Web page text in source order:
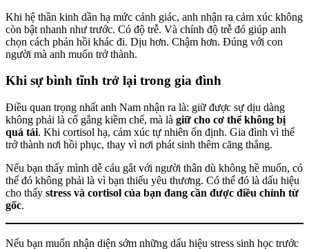
Khi hệ thần kinh dần hạ mức cảnh giác, anh nhận ra cảm xúc không
còn bật nhanh như trước. Có độ trễ. Và chính độ trễ đó giúp anh
chọn cách phản hồi khác đi. Dịu hơn. Chậm hơn. Đúng với con
người mà anh muốn trở thành.
Khi sự bình tĩnh trở lại trong gia đình
Điều quan trọng nhất anh Nam nhận ra là: giữ được sự dịu dàng
không phải là cố gắng kiềm chế, mà là giữ cho cơ thể không bị
quá tải. Khi cortisol hạ, cảm xúc tự nhiên ổn định. Gia đình vì thế
trở thành nơi hồi phục, thay vì nơi phát sinh thêm căng thẳng.
Nếu bạn thấy mình dễ cáu gắt với người thân dù không hề muốn, có
thể đó không phải là vì bạn thiếu yêu thương. Có thể đó là dấu hiệu
cho thấy stress và cortisol của bạn đang cần được điều chỉnh từ
gốc.
Nếu bạn muốn nhận diện sớm những dấu hiệu stress sinh học trước